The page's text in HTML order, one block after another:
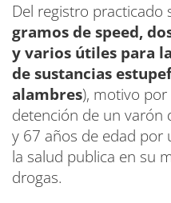
Del registro practicado
gramos de speed,
y varios útiles para
de sustancias
alambres), motivo
detención de un varón
y 67 años de edad
la salud publica en su
drogas.